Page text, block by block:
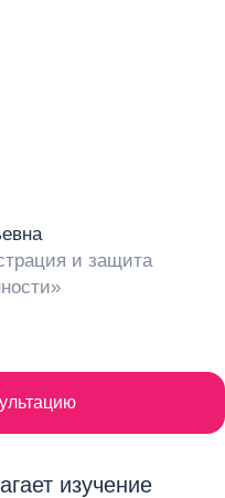
и защита
изучение